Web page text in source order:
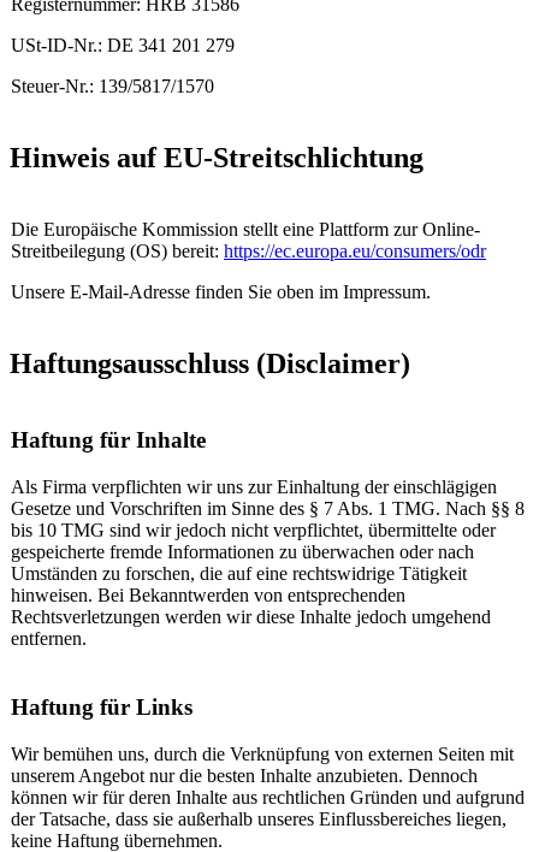
Registernummer: HRB 31586
USt-ID-Nr.: DE 341 201 279
Steuer-Nr.: 139/5817/1570
Hinweis auf EU-Streitschlichtung
Die Europäische Kommission stellt eine Plattform zur Online-
Streitbeilegung (OS) bereit: https://ec.europa.eu/consumers/odr
Unsere E-Mail-Adresse finden Sie oben im Impressum.
Haftungsausschluss (Disclaimer)
Haftung für Inhalte
Als Firma verpflichten wir uns zur Einhaltung der einschlägigen
Gesetze und Vorschriften im Sinne des § 7 Abs. 1 TMG. Nach §§ 8
bis 10 TMG sind wir jedoch nicht verpflichtet, übermittelte oder
gespeicherte fremde Informationen zu überwachen oder nach
Umständen zu forschen, die auf eine rechtswidrige Tätigkeit
hinweisen. Bei Bekanntwerden von entsprechenden
Rechtsverletzungen werden wir diese Inhalte jedoch umgehend
entfernen.
Haftung für Links
Wir bemühen uns, durch die Verknüpfung von externen Seiten mit
unserem Angebot nur die besten Inhalte anzubieten. Dennoch
können wir für deren Inhalte aus rechtlichen Gründen und aufgrund
der Tatsache, dass sie außerhalb unseres Einflussbereiches liegen,
keine Haftung übernehmen.